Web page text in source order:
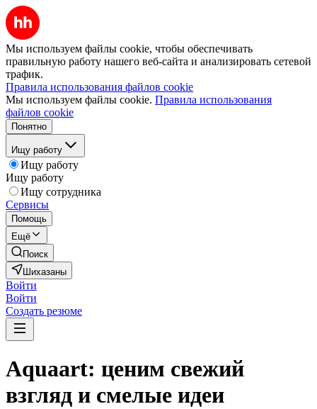
Мы используем файлы cookie, чтобы обеспечивать
правильную работу нашего веб-сайта и анализировать сетевой
трафик.
Правила использования файлов cookie
Мы используем файлы cookie. Правила использования
файлов cookie
Понятно
Ищу работу
Ищу работу
Ищу работу
Ищу сотрудника
Сервисы
Помощь
Ещё
Поиск
Шихазаны
Войти
Войти
Создать резюме
Aquaart: ценим свежий
взгляд и смелые идеи